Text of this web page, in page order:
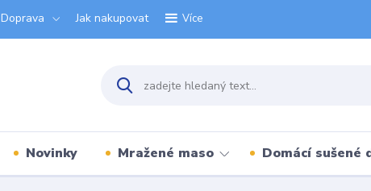
Doprava Jak nakupovat Více
Novinky Mražené maso Domácí sušené